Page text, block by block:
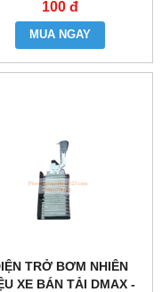
100 đ
MUA NGAY
TRỞ BƠM NHIÊN
XE BÁN TẢI DMAX -